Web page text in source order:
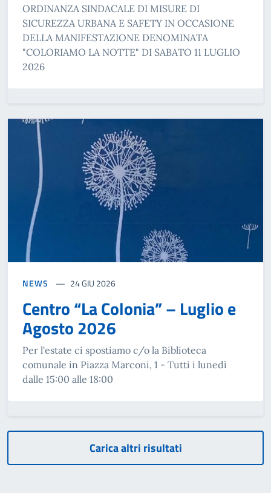
ORDINANZA SINDACALE DI MISURE DI
SICUREZZA URBANA E SAFETY IN OCCASIONE
DELLA MANIFESTAZIONE DENOMINATA
"COLORIAMO LA NOTTE" DI SABATO 11 LUGLIO
2026
NEWS 24 GIU 2026
Centro “La Colonia” – Luglio e
Agosto 2026
Per l'estate ci spostiamo c/o la Biblioteca
comunale in Piazza Marconi, 1 - Tutti i lunedì
dalle 15:00 alle 18:00
Carica altri risultati